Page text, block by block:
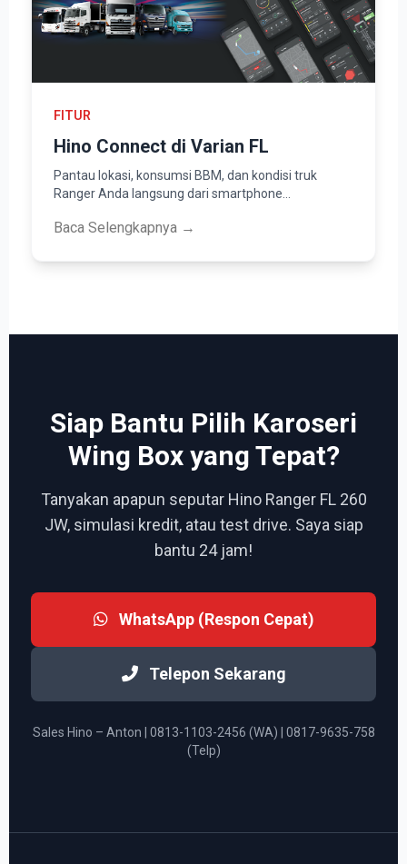
FITUR
Hino Connect di Varian FL
Pantau lokasi, konsumsi BBM, dan kondisi truk
Ranger Anda langsung dari smartphone…
Baca Selengkapnya →
Siap Bantu Pilih Karoseri
Wing Box yang Tepat?
Tanyakan apapun seputar Hino Ranger FL 260
JW, simulasi kredit, atau test drive. Saya siap
bantu 24 jam!
WhatsApp (Respon Cepat)
Telepon Sekarang
Sales Hino – Anton | 0813-1103-2456 (WA) | 0817-9635-758
(Telp)